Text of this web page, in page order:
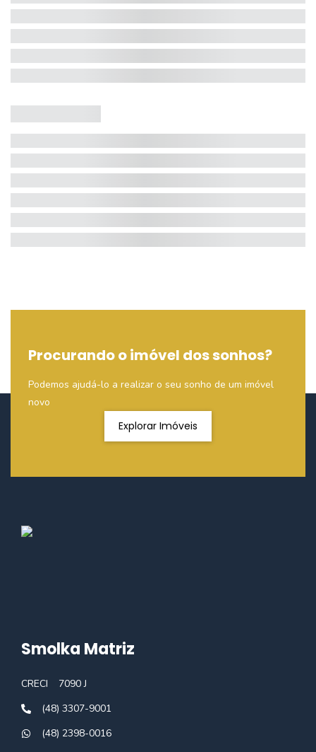
Procurando o imóvel dos sonhos?
Podemos ajudá-lo a realizar o seu sonho de um imóvel
novo
Explorar Imóveis
Smolka Matriz
CRECI
7090 J
(48) 3307-9001
(48) 2398-0016